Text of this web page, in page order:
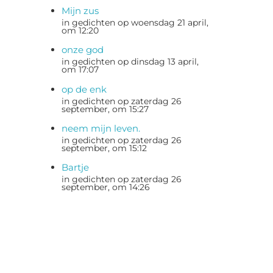
Mijn zus
in gedichten op woensdag 21 april,
om 12:20
onze god
in gedichten op dinsdag 13 april,
om 17:07
op de enk
in gedichten op zaterdag 26
september, om 15:27
neem mijn leven.
in gedichten op zaterdag 26
september, om 15:12
Bartje
in gedichten op zaterdag 26
september, om 14:26